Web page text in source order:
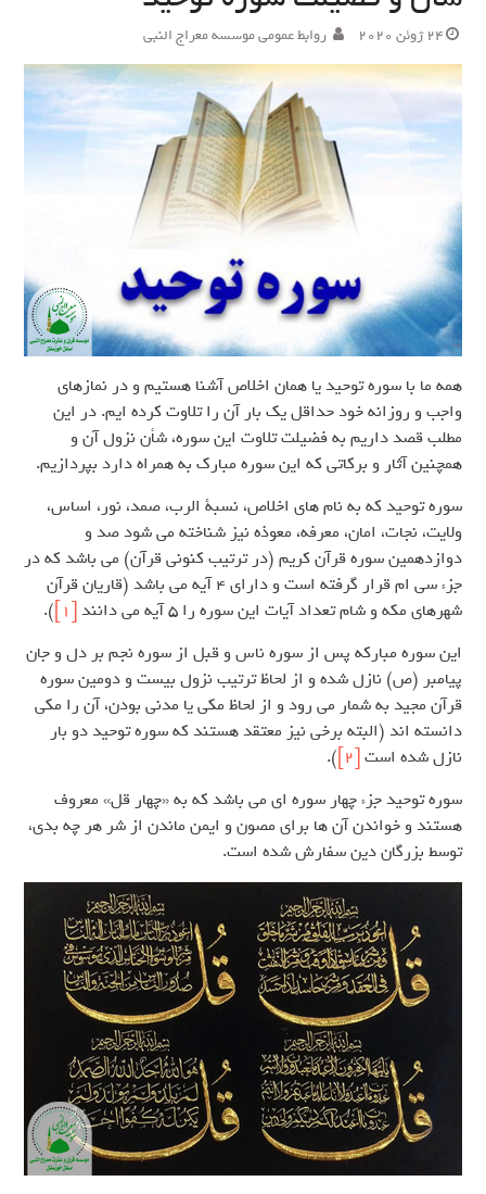
24 ژوئن 2020 روابط عمومی موسسه معراج النبی
همه ما با سوره توحید یا همان اخلاص آشنا هستیم و در نمازهای
واجب و روزانه خود حداقل یک بار آن را تلاوت کرده ایم. در این
مطلب قصد داریم به فضیلت تلاوت این سوره، شأن نزول آن و
همچنین آثار و برکاتی که این سوره مبارک به همراه دارد بپردازیم.
سوره توحید که به نام های اخلاص، نسبة ‌الرب، صمد، نور، اساس،
ولایت، نجات، امان، معرفه، معوذه نیز شناخته می شود صد و
دوازدهمین سوره قرآن کریم (در ترتیب کنونی قرآن) می باشد که در
جزء سی ام قرار گرفته است و دارای 4 آیه می باشد (قاریان قرآن
شهرهای مکه و شام تعداد آیات این سوره را 5 آیه می دانند
[1]
).
این سوره مبارکه پس از سوره ناس و قبل از سوره نجم بر دل و جان
پیامبر (ص) نازل شده و از لحاظ ترتیب نزول بیست و دومین سوره
قرآن مجید به شمار می رود و از لحاظ مکی یا مدنی بودن، آن را مکی
دانسته اند (البته برخی نیز معتقد هستند که سوره توحید دو بار
نازل شده است [2]
).
سوره توحید جزء چهار سوره ای می باشد که به «چهار قل» معروف
هستند و خواندن آن ها برای مصون و ایمن ماندن از شر هر چه بدی،
توسط بزرگان دین سفارش شده است.